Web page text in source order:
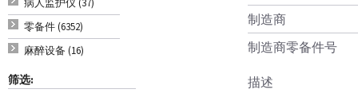
零备件 (6352)
麻醉设备 (16)
筛选:
制造商
制造商零备件号
描述